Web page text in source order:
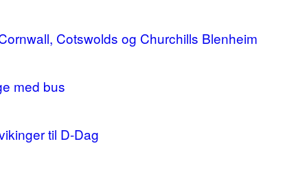
Cotswolds og Churchills Blenheim
med bus
til D-Dag